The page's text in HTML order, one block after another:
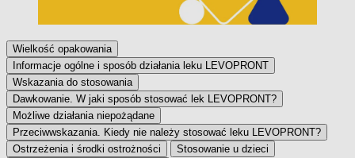
Wielkość opakowania
Informacje ogólne i sposób działania leku LEVOPRONT
Wskazania do stosowania
Dawkowanie. W jaki sposób stosować lek LEVOPRONT?
Możliwe działania niepożądane
Przeciwwskazania. Kiedy nie należy stosować leku LEVOPRONT?
Ostrzeżenia i środki ostrożności
Stosowanie u dzieci